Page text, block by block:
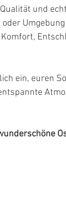
und
ein, euren